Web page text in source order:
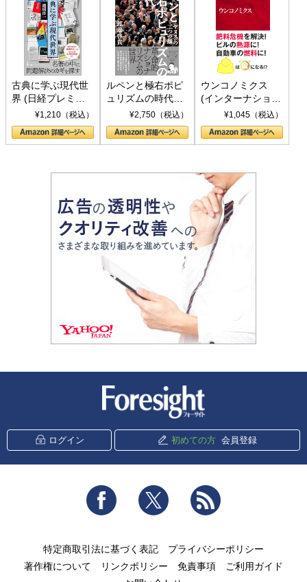
古典に学ぶ現代世
界 (日経プレミア
シリーズ)¥1,210（税込）
ルペンと極右ポピ
ュリズムの時代：
〈ヤヌス〉の二つ
の顔
¥2,750（税込）
ウンコノミクス
(インターナショナ
ル新書)¥1,045（税込）
ログイン 初めての方 会員登録
Facebook Twitter
特定商取引法に基づく表記
プライバシーポリシー
著作権について
リンクポリシー 免責事項
ご利用ガイド